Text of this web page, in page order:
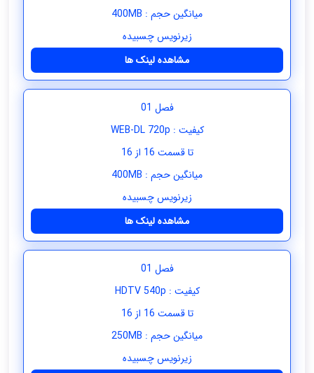
میانگین حجم : 400MB
زیرنویس چسبیده
مشاهده لینک ها
فصل 01
کیفیت : WEB-DL 720p
تا قسمت 16 از 16
میانگین حجم : 400MB
زیرنویس چسبیده
مشاهده لینک ها
فصل 01
کیفیت : HDTV 540p
تا قسمت 16 از 16
میانگین حجم : 250MB
زیرنویس چسبیده